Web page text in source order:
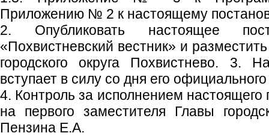
Приложению № 2 к настоящему
2. Опубликовать настоящее
«Похвистневский вестник» и
городского округа Похвистнево. 3.
вступает в силу со дня его
4. Контроль за исполнением настоящего
на первого заместителя Главы
Пензина Е.А.